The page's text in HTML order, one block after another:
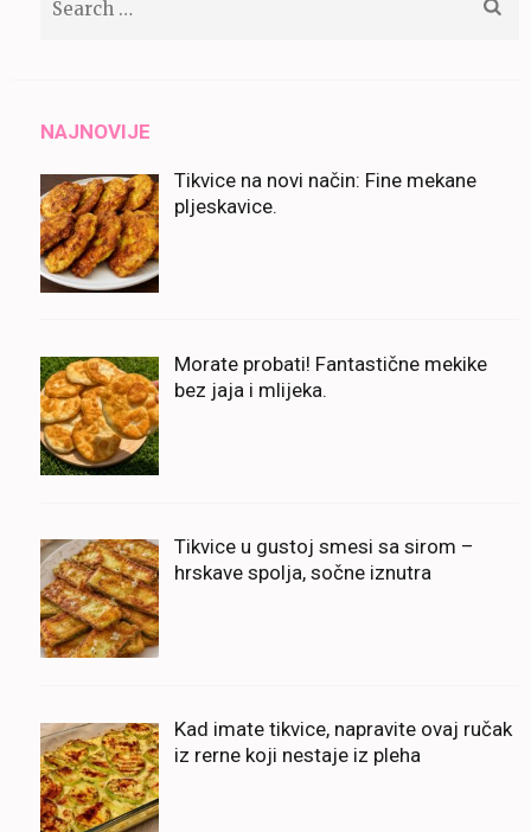
NAJNOVIJE
Tikvice na novi način: Fine mekane
pljeskavice.
Morate probati! Fantastične mekike
bez jaja i mlijeka.
Tikvice u gustoj smesi sa sirom –
hrskave spolja, sočne iznutra
Kad imate tikvice, napravite ovaj ručak
iz rerne koji nestaje iz pleha